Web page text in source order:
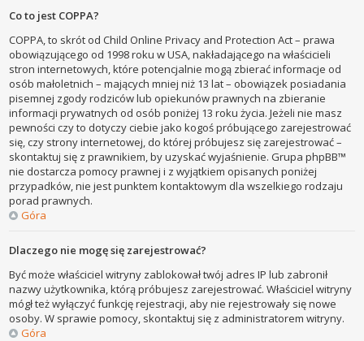
Co to jest COPPA?
COPPA, to skrót od Child Online Privacy and Protection Act – prawa
obowiązującego od 1998 roku w USA, nakładającego na właścicieli
stron internetowych, które potencjalnie mogą zbierać informacje od
osób małoletnich – mających mniej niż 13 lat – obowiązek posiadania
pisemnej zgody rodziców lub opiekunów prawnych na zbieranie
informacji prywatnych od osób poniżej 13 roku życia. Jeżeli nie masz
pewności czy to dotyczy ciebie jako kogoś próbującego zarejestrować
się, czy strony internetowej, do której próbujesz się zarejestrować –
skontaktuj się z prawnikiem, by uzyskać wyjaśnienie. Grupa phpBB™
nie dostarcza pomocy prawnej i z wyjątkiem opisanych poniżej
przypadków, nie jest punktem kontaktowym dla wszelkiego rodzaju
porad prawnych.
Góra
Dlaczego nie mogę się zarejestrować?
Być może właściciel witryny zablokował twój adres IP lub zabronił
nazwy użytkownika, którą próbujesz zarejestrować. Właściciel witryny
mógł też wyłączyć funkcję rejestracji, aby nie rejestrowały się nowe
osoby. W sprawie pomocy, skontaktuj się z administratorem witryny.
Góra